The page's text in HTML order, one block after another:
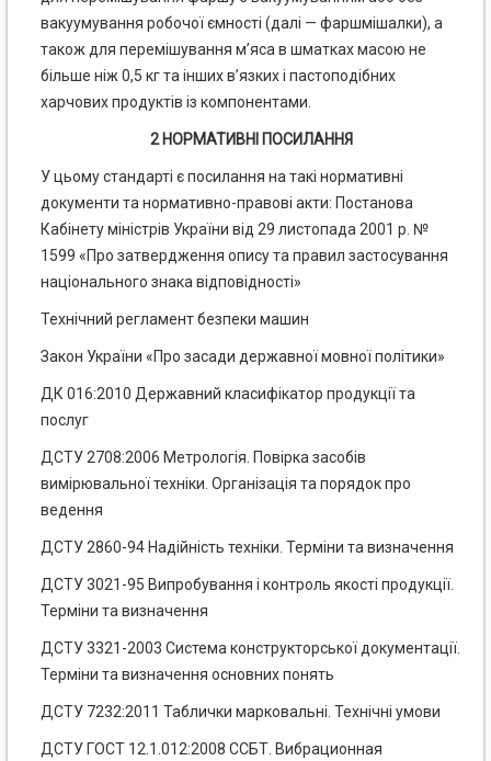
вакуумування робочої ємності (далі — фаршмішалки), а
також для перемішування м’яса в шматках масою не
більше ніж 0,5 кг та інших в’язких і пастоподібних
харчових продуктів із компонентами.
2 НОРМАТИВНІ ПОСИЛАННЯ
У цьому стандарті є посилання на такі нормативні
документи та нормативно-правові акти: Постанова
Кабінету міністрів України від 29 листопада 2001 р. №
1599 «Про затвердження опису та правил застосування
національного знака відповідності»
Технічний регламент безпеки машин
Закон України «Про засади державної мовної політики»
ДК 016:2010 Державний класифікатор продукції та
послуг
ДСТУ 2708:2006 Метрологія. Повірка засобів
вимірювальної техніки. Організація та порядок про
ведення
ДСТУ 2860-94 Надійність техніки. Терміни та визначення
ДСТУ 3021-95 Випробування і контроль якості продукції.
Терміни та визначення
ДСТУ 3321-2003 Система конструкторської документації.
Терміни та визначення основних понять
ДСТУ 7232:2011 Таблички марковальні. Технічні умови
ДСТУ ГОСТ 12.1.012:2008 ССБТ. Вибрационная